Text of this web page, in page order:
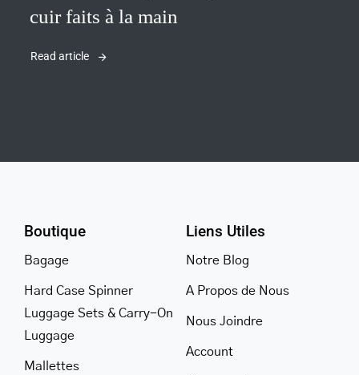
cuir faits à la main
Read article
Boutique
Bagage
Hard Case Spinner
Luggage Sets & Carry-On
Luggage
Mallettes
Liens Utiles
Notre Blog
A Propos de Nous
Nous Joindre
Account